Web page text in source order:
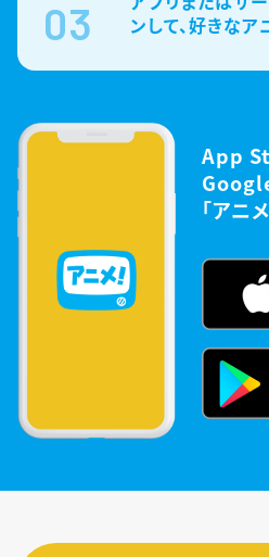
03
ンして、好きなア
App
「アニ